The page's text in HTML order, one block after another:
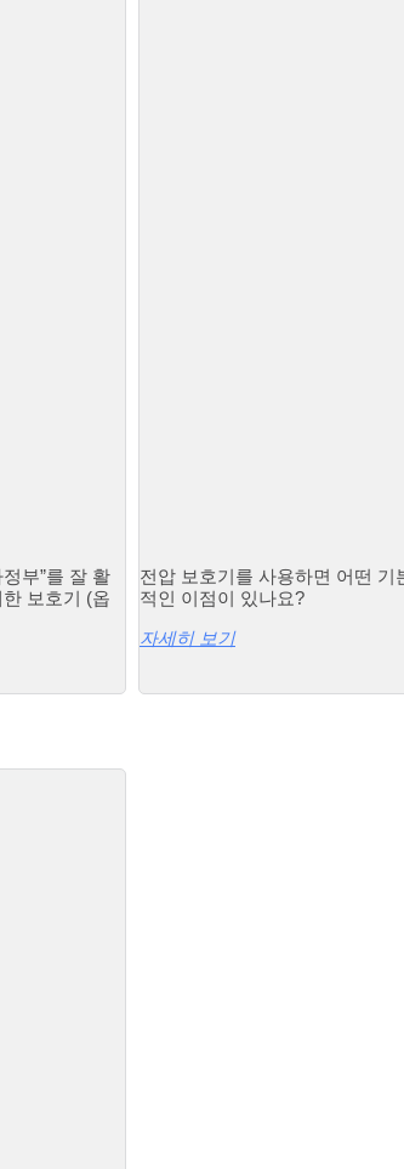
부”를 잘 활
보호기 (옵
전압 보호기를 사용하면 어떤 기
적인 이점이 있나요?
자세히 보기